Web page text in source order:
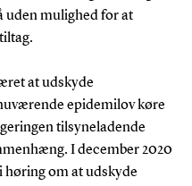
uden mulighed for at
at udskyde
epidemilov køre
tilsyneladende
I december 2020
høring om at udskyde